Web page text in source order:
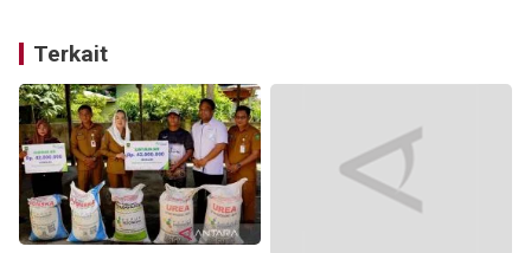
Terkait